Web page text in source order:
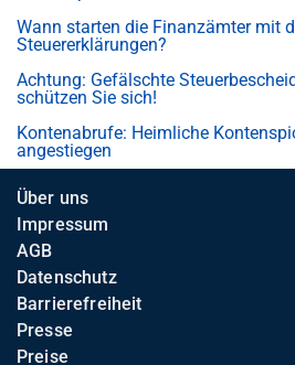
Wann starten die Finanzämter mit
Steuererklärungen?
Achtung: Gefälschte
schützen Sie sich!
Kontenabrufe: Heimliche
angestiegen
Über uns
Impressum
AGB
Datenschutz
Barrierefreiheit
Presse
Preise